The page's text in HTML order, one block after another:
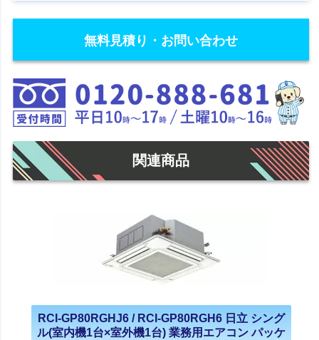
無料見積り・お問い合わせ
関連商品
RCI-GP80RGHJ6 / RCI-GP80RGH6 日立 シング
ル(室内機1台×室外機1台) 業務用エアコン パッケ